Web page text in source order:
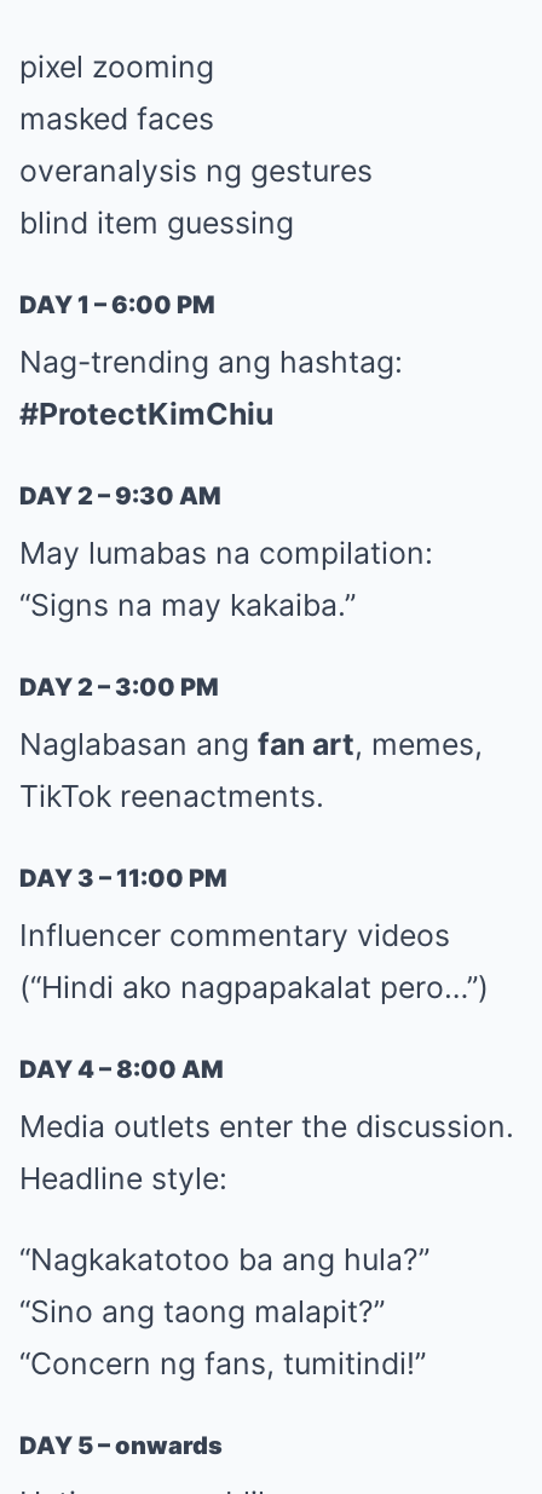
pixel zooming
masked faces
overanalysis ng gestures
blind item guessing
DAY 1 – 6:00 PM
Nag-trending ang hashtag:
#ProtectKimChiu
DAY 2 – 9:30 AM
May lumabas na compilation:
“Signs na may kakaiba.”
DAY 2 – 3:00 PM
Naglabasan ang fan art, memes,
TikTok reenactments.
DAY 3 – 11:00 PM
Influencer commentary videos
(“Hindi ako nagpapakalat pero…”)
DAY 4 – 8:00 AM
Media outlets enter the discussion.
Headline style:
“Nagkakatotoo ba ang hula?”
“Sino ang taong malapit?”
“Concern ng fans, tumitindi!”
DAY 5 – onwards